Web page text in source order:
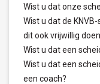
Wist u dat onze
Wist u dat de
dit ook vrijwillig
Wist u dat een
Wist u dat een
een coach?